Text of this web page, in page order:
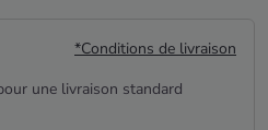
*Conditions de livraison
une livraison standard